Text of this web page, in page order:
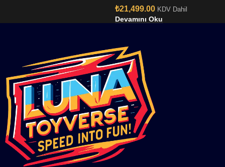
₺21,499.00 KDV Dahil
Devamını Oku